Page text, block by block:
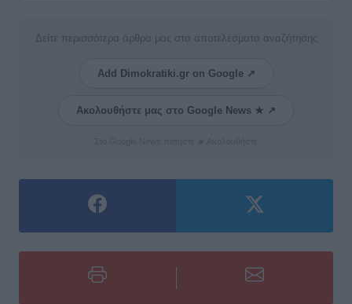
Δείτε περισσότερα άρθρα μας στα αποτελέσματα αναζήτησης
Add Dimokratiki.gr on Google ↗
Ακολουθήστε μας στο Google News ★ ↗